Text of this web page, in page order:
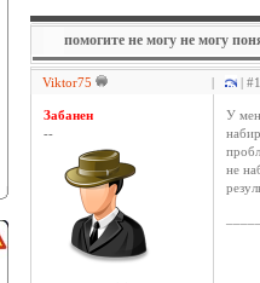
помогите не могу не могу
Viktor75 | |
Забанен
--
У
не